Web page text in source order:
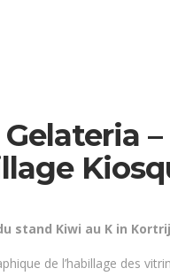
–
stand Kiwi au K in
de l’habillage des